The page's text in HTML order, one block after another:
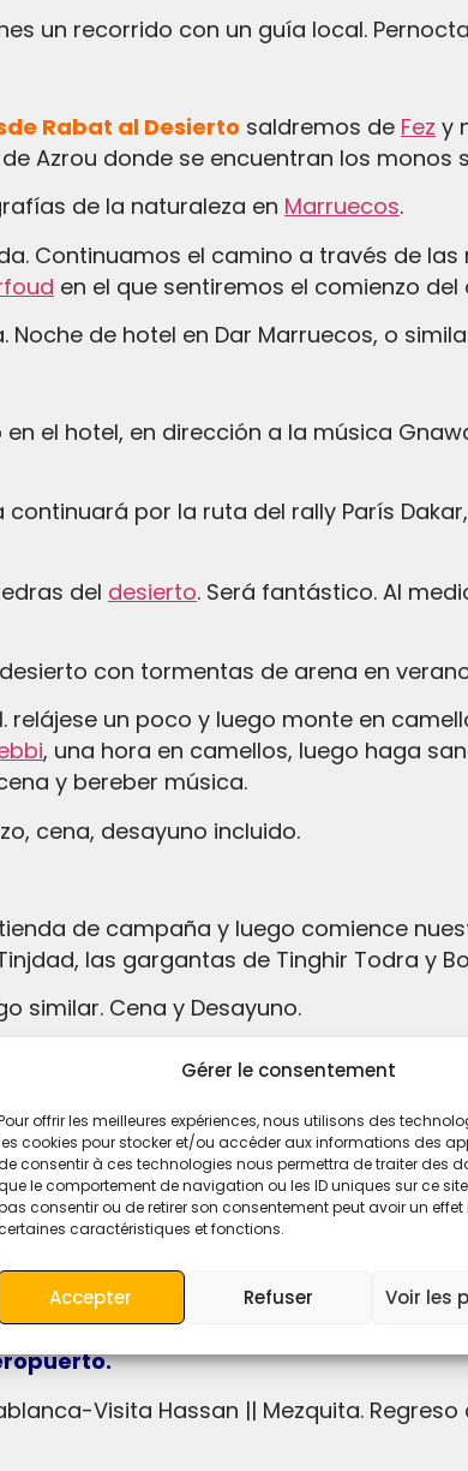
Gérer le consentement
offrir les meilleures expériences, nous utilisons des
cookies pour stocker et/ou accéder aux informations des
consentir à ces technologies nous permettra de traiter des
le comportement de navigation ou les ID uniques sur ce
consentir ou de retirer son consentement peut avoir un
caractéristiques et fonctions.
Accepter Refuser Voir les
un recorrido con un guía local.
Rabat al Desierto saldremos de Fez y
Azrou donde se encuentran los monos
de la naturaleza en Marruecos.
Continuamos el camino a través de
en el que sentiremos el comienzo
Noche de hotel en Dar Marruecos, o
del desierto. Será fantástico. Al
con tormentas de arena en
, una hora en camellos, luego haga
y bereber música.
cena, desayuno incluido.
las gargantas de Tinghir Todra y
similar. Cena y Desayuno.
montañas del Alto Atlas a través del
de valles, montañas y muchos pueblos
Salam o similar, con desayuno
Visita Hassan || Mezquita.